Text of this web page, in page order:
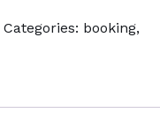
Categories: booking,